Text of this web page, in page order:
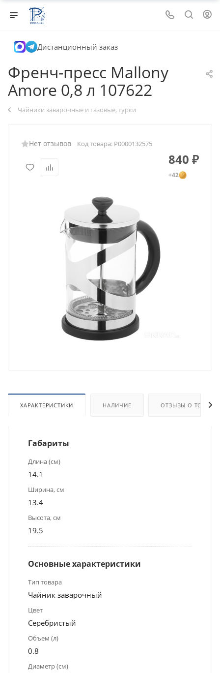
Дистанционный заказ
Френч-пресс Mallony
Amore 0,8 л 107622
Чайники заварочные и газовые, турки
Нет отзывов Код товара: Р0000132575
840 ₽
+42
ХАРАКТЕРИСТИКИ НАЛИЧИЕ ОТЗЫВЫ О ТОВАРЕ
Габариты
Длина (см)
14.1
Ширина, см
13.4
Высота, см
19.5
Основные характеристики
Тип товара
Чайник заварочный
Цвет
Серебристый
Объем (л)
0.8
Диаметр (см)